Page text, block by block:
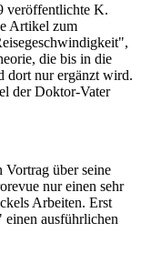
veröffentlichte K.
Artikel zum
die bis in die
dort nur ergänzt wird.
der Doktor-Vater
über seine
nur einen sehr
Arbeiten. Erst
ausführlichen